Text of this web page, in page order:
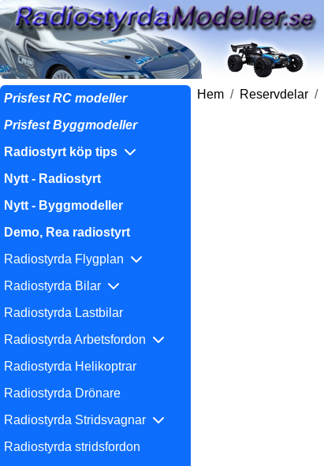
Prisfest RC modeller
Prisfest Byggmodeller
Radiostyrt köp tips
Nytt - Radiostyrt
Nytt - Byggmodeller
Demo, Rea radiostyrt
Radiostyrda Flygplan
Radiostyrda Bilar
Radiostyrda Lastbilar
Radiostyrda Arbetsfordon
Radiostyrda Helikoptrar
Radiostyrda Drönare
Radiostyrda Stridsvagnar
Radiostyrda stridsfordon
Hem Reservdelar